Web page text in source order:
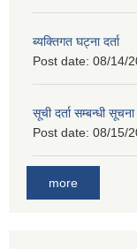
ब्यक्तिगत घट्ना दर्ता
Post date: 08/14/
सूची दर्ता सम्बन्धी सूचना
Post date: 08/15/
more